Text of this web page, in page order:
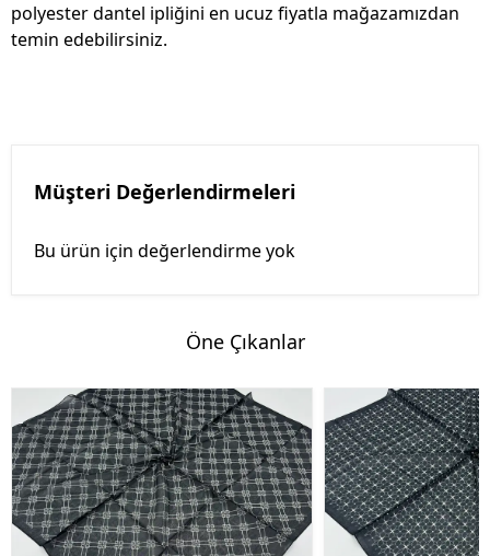
polyester dantel ipliğini en ucuz fiyatla mağazamızdan
temin edebilirsiniz.
Müşteri Değerlendirmeleri
Bu ürün için değerlendirme yok
Öne Çıkanlar